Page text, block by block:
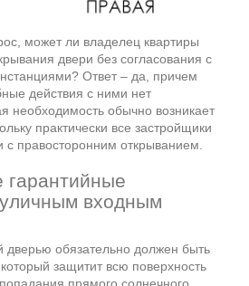
может ли владелец квартиры
двери без согласования с
Ответ – да, причем
действия с ними нет
необходимость обычно возникает
практически все застройщики
с правосторонним открыванием.
входным
дверью обязательно должен быть
защитит всю поверхность